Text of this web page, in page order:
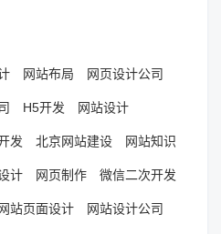
网站布局 网页设计公司
H5开发 网站设计
发 北京网站建设 网站知识
计 网页制作 微信二次开发
网站页面设计 网站设计公司